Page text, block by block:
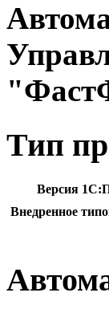
Тип
Версия
Внедренное